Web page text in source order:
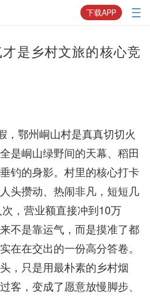
下载APP
是乡村文旅的核心竞
，鄂州峒山村是真真切切火
是峒山绿野间的天幕、稻田
钓的身影。村里的核心打卡
头攒动、热闹非凡，短短几
，营业额直接冲到10万
不是靠运气，而是摸准了都
在在交出的一份高分答卷。
，只是用最朴素的乡村烟
客，变成了愿意放慢脚步、